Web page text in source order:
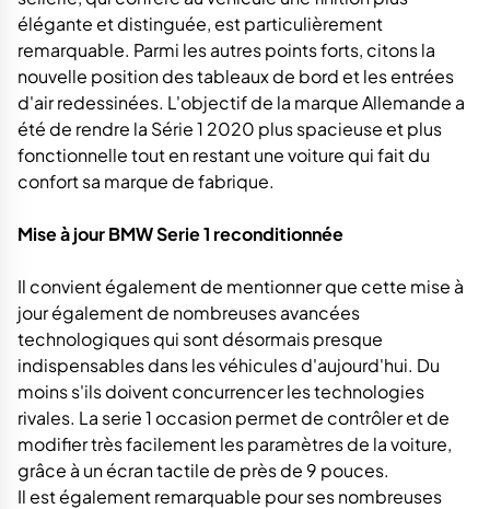
élégante et distinguée, est particulièrement
remarquable. Parmi les autres points forts, citons la
nouvelle position des tableaux de bord et les entrées
d'air redessinées. L'objectif de la marque Allemande a
été de rendre la Série 1 2020 plus spacieuse et plus
fonctionnelle tout en restant une voiture qui fait du
confort sa marque de fabrique.
Mise à jour BMW Serie 1 reconditionnée
Il convient également de mentionner que cette mise à
jour également de nombreuses avancées
technologiques qui sont désormais presque
indispensables dans les véhicules d'aujourd'hui. Du
moins s'ils doivent concurrencer les technologies
rivales. La serie 1 occasion permet de contrôler et de
modifier très facilement les paramètres de la voiture,
grâce à un écran tactile de près de 9 pouces.
Il est également remarquable pour ses nombreuses